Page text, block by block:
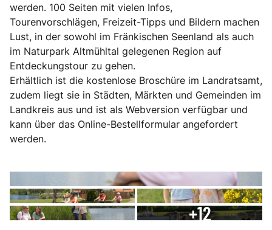
werden. 100 Seiten mit vielen Infos,
Tourenvorschlägen, Freizeit-Tipps und Bildern machen
Lust, in der sowohl im Fränkischen Seenland als auch
im Naturpark Altmühltal gelegenen Region auf
Entdeckungstour zu gehen.
Erhältlich ist die kostenlose Broschüre im Landratsamt,
zudem liegt sie in Städten, Märkten und Gemeinden im
Landkreis aus und ist als Webversion verfügbar und
kann über das Online-Bestellformular angefordert
werden.
+12